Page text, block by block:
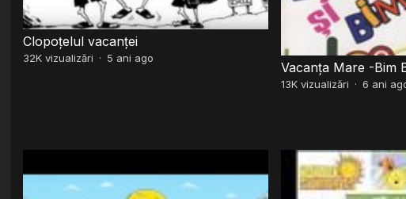
Clopoțelul vacanței
32K vizualizări · 5 ani ago
Vacanța Mare -Bim
13Kvizualizări · 6 ani